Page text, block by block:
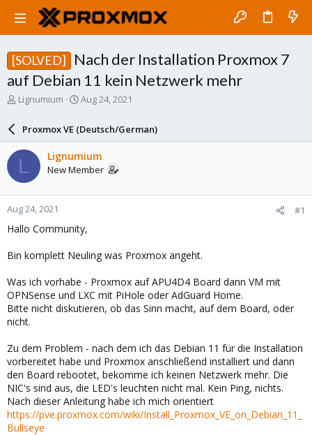
[SOLVED]
Nach der Installation Proxmox 7
auf Debian 11 kein Netzwerk mehr
T
a
d
s
t
a
r
t
e
Lignumium
S
a
r
d
a
e
Aug 24, 2021
Proxmox VE (Deutsch/German)
L Lignumium
New Member
Aug 24, 2021 #1
Hallo Community,
Bin komplett Neuling was Proxmox angeht.
Was ich vorhabe - Proxmox auf APU4D4 Board dann VM mit
OPNSense und LXC mit PiHole oder AdGuard Home.
Bitte nicht diskutieren, ob das Sinn macht, auf dem Board, oder
nicht.
Zu dem Problem - nach dem ich das Debian 11 für die Installation
vorbereitet habe und Proxmox anschließend installiert und dann
den Board rebootet, bekomme ich keinen Netzwerk mehr. Die
NIC's sind aus, die LED's leuchten nicht mal. Kein Ping, nichts.
Nach dieser Anleitung habe ich mich orientiert
https://pve.proxmox.com/wiki/Install_Proxmox_VE_on_Debian_11_
Bullseye